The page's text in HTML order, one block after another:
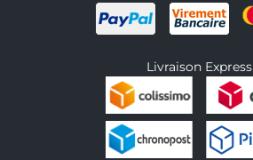
Livraison Express